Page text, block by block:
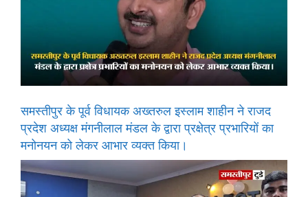
समस्तीपुर के पूर्व विधायक अख्तरुल इस्लाम शाहीन ने राजद
प्रदेश अध्यक्ष मंगनीलाल मंडल के द्वारा प्रक्षेत्र प्रभारियों का
मनोनयन को लेकर आभार व्यक्त किया।